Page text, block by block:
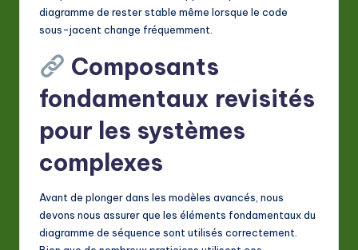
diagramme de rester stable même lorsque le code
sous-jacent change fréquemment.
Composants
fondamentaux revisités
pour les systèmes
complexes
Avant de plonger dans les modèles avancés, nous
devons nous assurer que les éléments fondamentaux du
diagramme de séquence sont utilisés correctement.